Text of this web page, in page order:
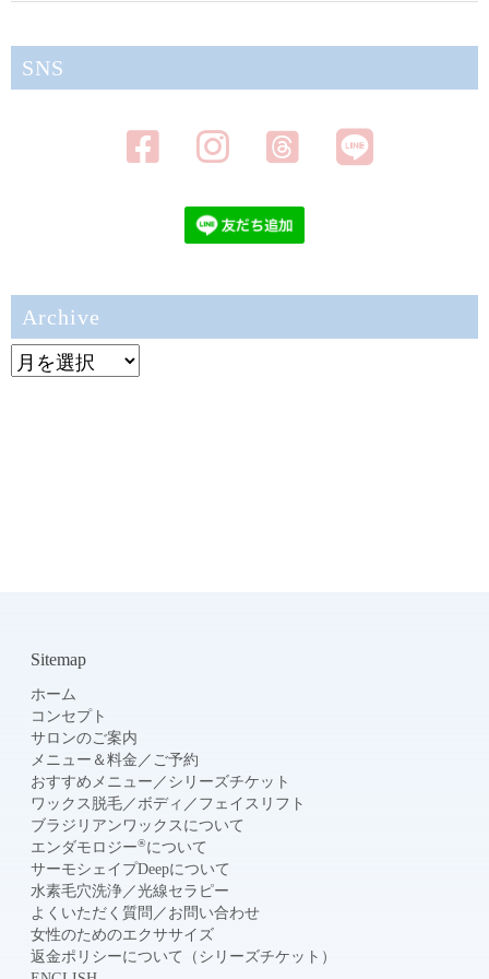
SNS
Archive
Archive
Sitemap
ホーム
コンセプト
サロンのご案内
メニュー＆料金 ／ ご予約
おすすめメニュー ／ シリーズチケット
ワックス脱毛／ボディ ／ フェイスリフト
ブラジリアンワックスについて
エンダモロジー®について
サーモシェイプDeepについて
水素毛穴洗浄／光線セラピー
よくいただく質問 ／ お問い合わせ
女性のためのエクササイズ
返金ポリシーについて（シリーズチケット）